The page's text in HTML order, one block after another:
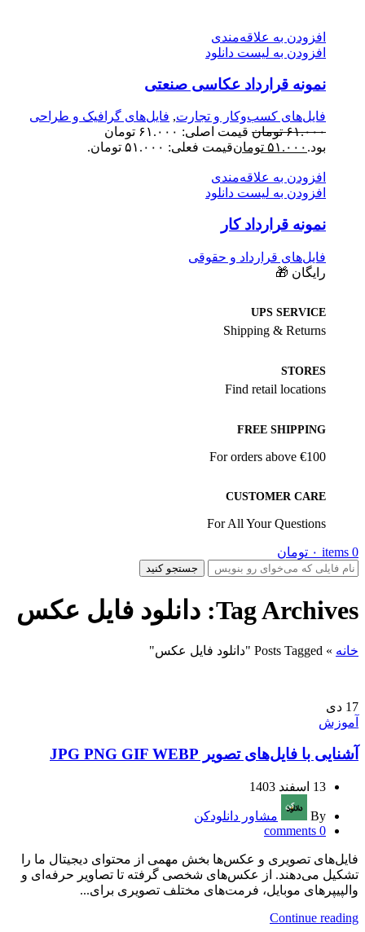
افزودن به علاقه‌مندی
افزودن به لیست دانلود
نمونه قرارداد عکاسی صنعتی
فایل‌های کسب‌وکار و تجارت, فایل‌های گرافیک و طراحی
۶۱.۰۰۰ تومان
قیمت اصلی: ۶۱.۰۰۰ تومان
بود. ۵۱.۰۰۰ تومانقیمت فعلی: ۵۱.۰۰۰ تومان.
افزودن به علاقه‌مندی
افزودن به لیست دانلود
نمونه قرارداد کار
فایل‌های قرارداد و حقوقی
رایگان 🎁
UPS SERVICE
Shipping & Returns
STORES
Find retail locations
FREE SHIPPING
For orders above €100
CUSTOMER CARE
For All Your Questions
0
items ۰ تومان
جستجو کنید
Tag Archives: دانلود فایل عکس
خانه » Posts Tagged "دانلود فایل عکس"
17 دی
آموزش
آشنایی با فایل‌های تصویر JPG PNG GIF WEBP
13 اسفند 1403
By
مشاور دانلودکن
0
comments
فایل‌های تصویری و عکس‌ها بخش مهمی از محتوای دیجیتال ما را
تشکیل می‌دهند. از عکس‌های شخصی گرفته تا تصاویر حرفه‌ای و
والپیپرهای موبایل، فرمت‌های مختلف تصویری برای...
Continue reading